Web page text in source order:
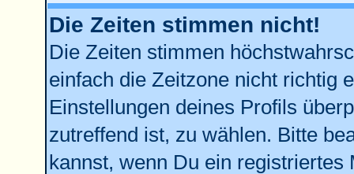
Die Zeiten stimmen nicht!
Die Zeiten stimmen
einfach die Zeitzone nicht richtig
Einstellungen deines Profils
zutreffend ist, zu wählen. Bitte
kannst, wenn Du ein